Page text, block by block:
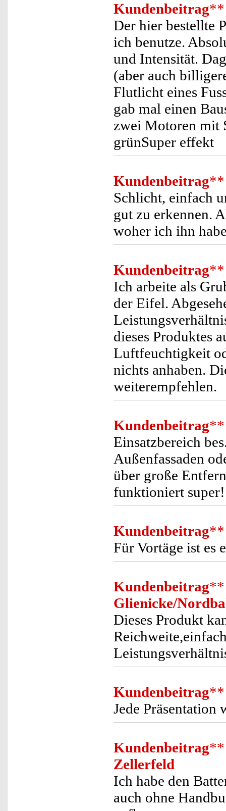
Kundenbeitrag**
Der hier bestellte
ich benutze.
und Intensität.
(aber auch
Flutlicht eines
gab mal einen
zwei Motoren mit
grünSuper effekt
Kundenbeitrag**
Schlicht, einfach
gut zu erkennen.
woher ich ihn
Kundenbeitrag**
Ich arbeite als
der Eifel.
dieses Produktes
Luftfeuchtigkeit
nichts anhaben.
weiterempfehlen.
Kundenbeitrag**
Einsatzbereich
Außenfassaden
über große
funktioniert super!
Kundenbeitrag**
Für Vortäge ist es
Kundenbeitrag**
Glienicke/
Dieses Produkt
Kundenbeitrag**
Jede Präsentation
Kundenbeitrag**
Zellerfeld
Ich habe den
auch ohne